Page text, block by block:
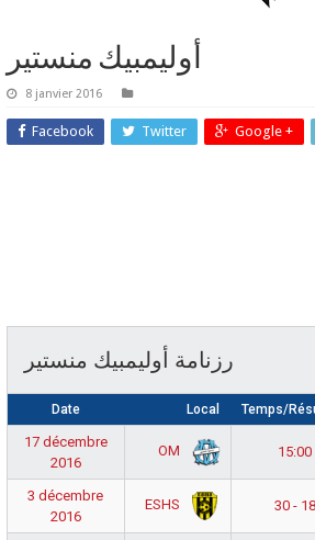
أوليمبيك منستير
8 janvier 2016
Facebook Twitter Google +
رزنامة أوليمبيك منستير
Date Local Temps/
17 décembre
2016
OM 15:00
3 décembre
2016
ESHS 30 - 18